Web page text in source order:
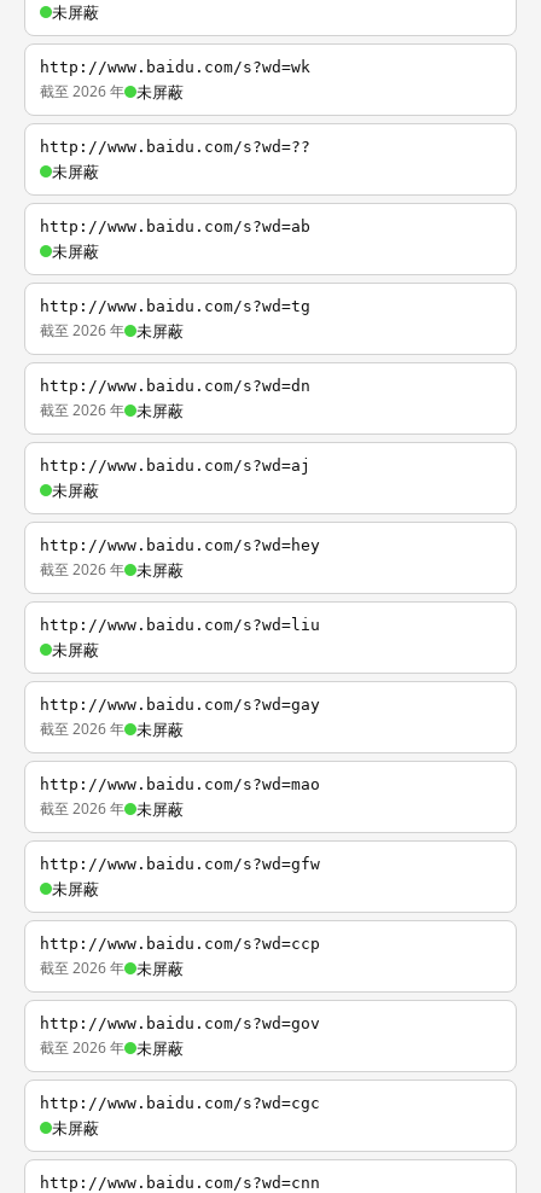
未屏蔽
http://www.baidu.com/s?wd=wk
截至 2026 年 未屏蔽
http://www.baidu.com/s?wd=??
未屏蔽
http://www.baidu.com/s?wd=ab
未屏蔽
http://www.baidu.com/s?wd=tg
截至 2026 年 未屏蔽
http://www.baidu.com/s?wd=dn
截至 2026 年 未屏蔽
http://www.baidu.com/s?wd=aj
未屏蔽
http://www.baidu.com/s?wd=hey
截至 2026 年 未屏蔽
http://www.baidu.com/s?wd=liu
未屏蔽
http://www.baidu.com/s?wd=gay
截至 2026 年 未屏蔽
http://www.baidu.com/s?wd=mao
截至 2026 年 未屏蔽
http://www.baidu.com/s?wd=gfw
未屏蔽
http://www.baidu.com/s?wd=ccp
截至 2026 年 未屏蔽
http://www.baidu.com/s?wd=gov
截至 2026 年 未屏蔽
http://www.baidu.com/s?wd=cgc
未屏蔽
http://www.baidu.com/s?wd=cnn